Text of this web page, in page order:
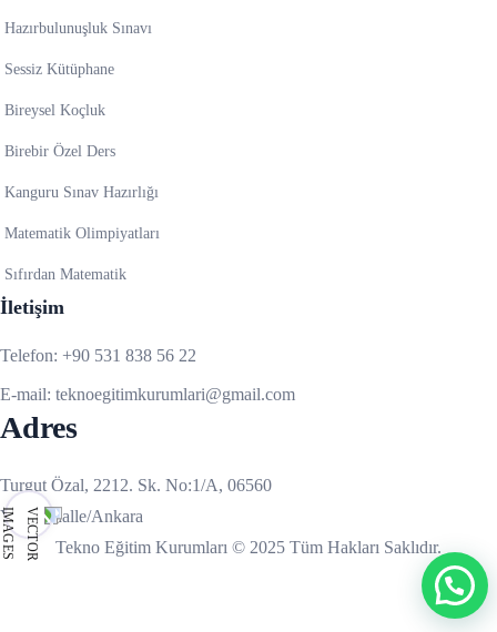
Hazırbulunuşluk Sınavı
Sessiz Kütüphane
Bireysel Koçluk
Birebir Özel Ders
Kanguru Sınav Hazırlığı
Matematik Olimpiyatları
Sıfırdan Matematik
İletişim
Telefon: +90 531 838 56 22
E-mail: teknoegitimkurumlari@gmail.com
Adres
Turgut Özal, 2212. Sk. No:1/A, 06560
Yenimahalle/Ankara
Tekno Eğitim Kurumları © 2025 Tüm Hakları Saklıdır.